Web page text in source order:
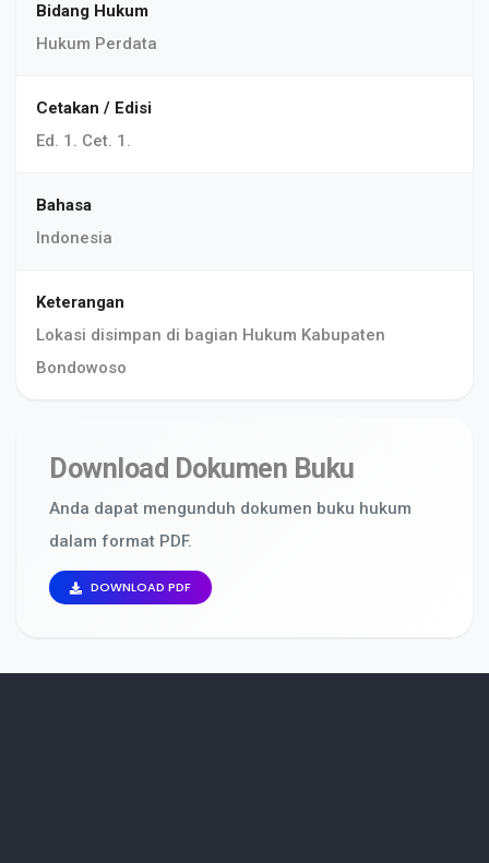
Bidang Hukum
Hukum Perdata
Cetakan / Edisi
Ed. 1. Cet. 1.
Bahasa
Indonesia
Keterangan
Lokasi disimpan di bagian Hukum Kabupaten
Bondowoso
Download Dokumen Buku
Anda dapat mengunduh dokumen buku hukum
dalam format PDF.
DOWNLOAD PDF